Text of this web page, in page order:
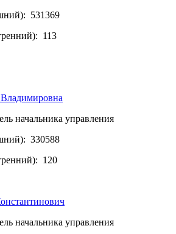
531369
113
начальника управления
330588
120
начальника управления